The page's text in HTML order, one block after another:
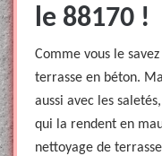
le 88170 !
Comme vous le
terrasse en béton.
aussi avec les
qui la rendent en
nettoyage de